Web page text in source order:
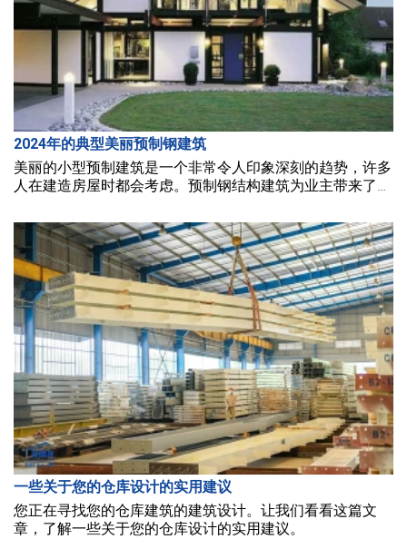
2024年的典型美丽预制钢建筑
美丽的小型预制建筑是一个非常令人印象深刻的趋势，许多
人在建造房屋时都会考虑。预制钢结构建筑为业主带来了现
绍一些美丽的小型预制建筑2024。
一些关于您的仓库设计的实用建议
您正在寻找您的仓库建筑的建筑设计。让我们看看这篇文
章，了解一些关于您的仓库设计的实用建议。